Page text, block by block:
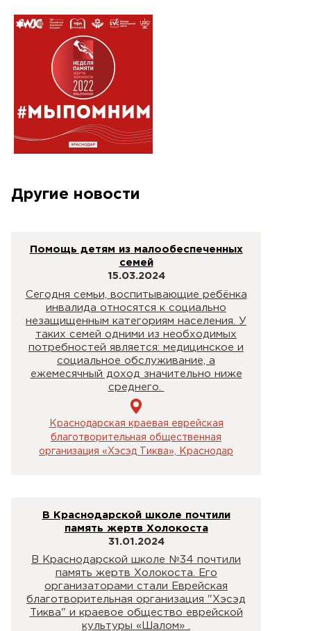
Другие новости
Помощь детям из малообеспеченных
семей
15.03.2024
Сегодня семьи, воспитывающие ребёнка
инвалида относятся к социально
незащищенным категориям населения. У
таких семей одними из необходимых
потребностей является: медицинское и
социальное обслуживание, а
ежемесячный доход значительно ниже
среднего.
Краснодарская краевая еврейская
благотворительная общественная
организация «Хэсэд Тиква», Краснодар
В Краснодарской школе почтили
память жертв Холокоста
31.01.2024
В Краснодарской школе №34 почтили
память жертв Холокоста. Его
организаторами стали Еврейская
благотворительная организация "Хэсэд
Тиква" и краевое общество еврейской
культуры «Шалом» .